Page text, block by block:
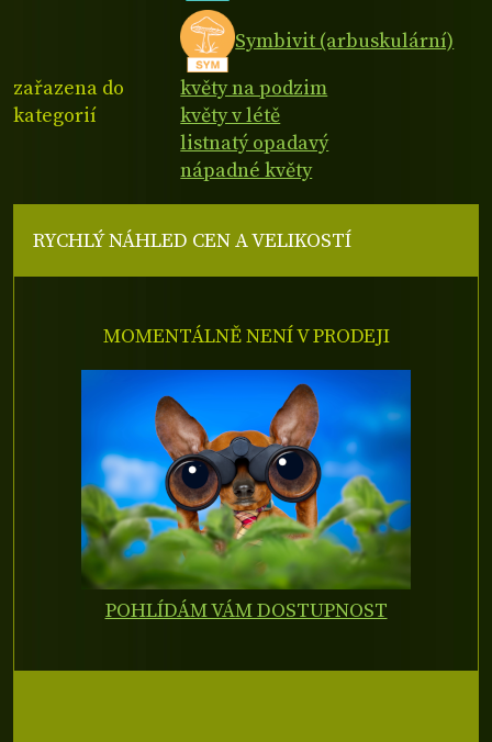
Symbivit (arbuskulární)
zařazena do
kategorií
květy na podzim
květy v létě
listnatý opadavý
nápadné květy
RYCHLÝ NÁHLED CEN A VELIKOSTÍ
MOMENTÁLNĚ NENÍ V PRODEJI
POHLÍDÁM VÁM DOSTUPNOST